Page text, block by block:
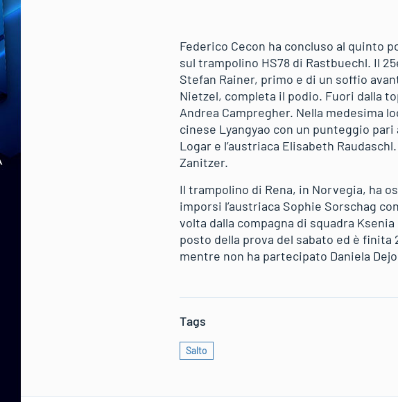
Federico Cecon ha concluso al quinto
sul trampolino HS78 di Rastbuechl. Il
Stefan Rainer, primo e di un soffio
Nietzel, completa il podio. Fuori dalla
Andrea Campregher. Nella medesima
cinese Lyangyao con un punteggio
Logar e l’austriaca Elisabeth
Zanitzer.
Il trampolino di Rena, in Norvegia, ha
imporsi l’austriaca Sophie Sorschag
volta dalla compagna di squadra
posto della prova del sabato ed è
mentre non ha partecipato Daniela
Tags
Salto